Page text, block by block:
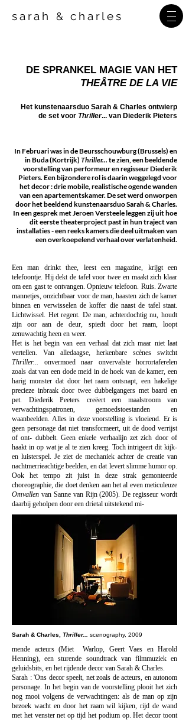
sarah & charles
DE SPRANKEL MAGIE VAN HET
THEÂTRE DE LA VIE
Het kunstenaarsduo Sarah & Charles ontwierp
de set voor Thriller... van Diederik Pieters
In Februari was in de Beursschouwburg (Brussels) en
in Buda (Kortrijk) Thriller... te zien, een beeldende
voorstelling van performeur en regisseur Diederik
Pieters. Een bijzondere rol is daarin weggelegd voor
het decor : drie mobile, realistische ogende wanden
van een apartementskamer. De set werd onworpen
door het beeldend kunstenaarsduo Sarah & Charles.
In een gesprek met Jeroen Versteele leggen zij uit hoe
dit eerste theaterproject past in hun traject van
installaties - een reeks kamers die deel uitmaken van
een overkoepelend verhaal over verlatenheid.
Een man drinkt thee, leest een magazine, krijgt een
telefoontje. Hij dekt de tafel voor twee en maakt zich klaar
om een gast te ontvangen. Opnieuw telefoon. Ruis. Zwarte
mannetjes, onzichtbaar voor de man, haasten zich de kamer
binnen en verwisselen de koffer die naast de tafel staat.
Lichtwissel. Het regent. De man, achterdochtig nu, houdt
zijn oor aan de deur, spiedt door het raam, loopt
zenuwachtig heen en weer.
Het is het begin van een verhaal dat zich maar niet laat
vertellen. Van alledaagse, herkenbare scènes switcht
Thriller... onvermoed naar onvervalste horrortaferelen
zoals dat van een dode meid in de hoek van de kamer, een
harig monster dat door het raam ontsnapt, een hakelige
precieze inbraak door twee dubbelgangers met baard en
pet. Diederik Peeters creëert een maalstroom van
verwachtingspatronen, gemoedstoestanden en
waanbeelden. Alles in deze voorstelling is vloeiend. Er is
geen personage dat niet transformeert, uit de dood verrijst
of ont- dubbelt. Geen enkele verhaalijn zet zich door of
haakt in op wat je al te zien kreeg. Toch intrigeert dit kijk-
en luisterspel. Je ziet de mechaniek achter de creatie van
nachtmerrieachtige beelden, en dat levert slimme humor op.
Ook het tempo zit juist in deze strak gemonteerde
choreographie, die doet denken aan het al even meticuleuze
Omvallen van Sanne van Rijn (2005). De regisseur wordt
daarbij geholpen door een drietal uitstekend mi-
Sarah & Charles, Thriller... scenography, 2009
mende acteurs (Miet Warlop, Geert Vaes en Harold
Henning), een sturende soundtrack van filmmuziek en
geluidsbits, en het rijdende decor van Sarah & Charles.
Sarah : 'Ons decor speelt, net zoals de acteurs, en autonom
personage. In het begin van de voorstelling plooit het zich
nog mooi volgens de verwachtingen: als de man op zijn
bezoek wacht en door het raam wil kijken, rijd de wand
met het venster net op tijd het podium op. Het decor toont